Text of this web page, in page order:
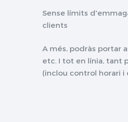
Sense límits
clients
A més, podràs portar
etc. I tot en línia, tant
(inclou control horari i